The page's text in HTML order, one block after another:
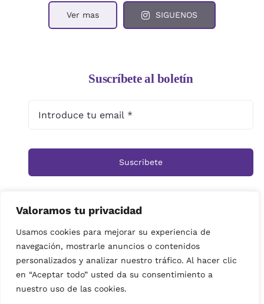
Valoramos tu privacidad
Usamos cookies para mejorar su experiencia de
navegación, mostrarle anuncios o contenidos
personalizados y analizar nuestro tráfico. Al hacer clic
en “Aceptar todo” usted da su consentimiento a
nuestro uso de las cookies.
Ver mas SIGUENOS
Suscríbete al boletín
Suscribete
Inicio Tienda Ramos Rosas
Centros
Cestas
Arreglos Funerarios
Contacto
Política de privacidad
© Copyright 2019 | imagenes propiedad de Floristeria
Miramar| Derechos reservados|